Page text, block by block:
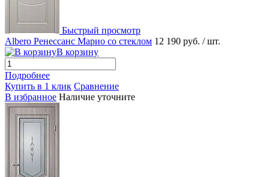
Быстрый просмотр
Albero Ренессанс Марио со стеклом 12 190 руб. / шт.
В корзину
Подробнее
Купить в 1 клик Сравнение
В избранное Наличие уточните